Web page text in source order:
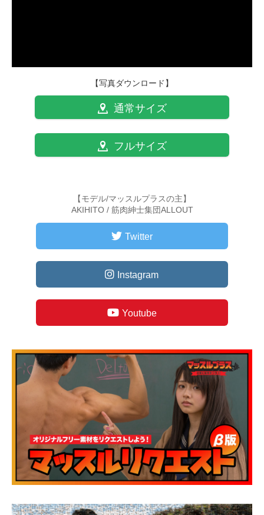
【写真ダウンロード】
通常サイズ
フルサイズ
【モデル/マッスルプラスの主】
AKIHITO / 筋肉紳士集団ALLOUT
Twitter
Instagram
Youtube